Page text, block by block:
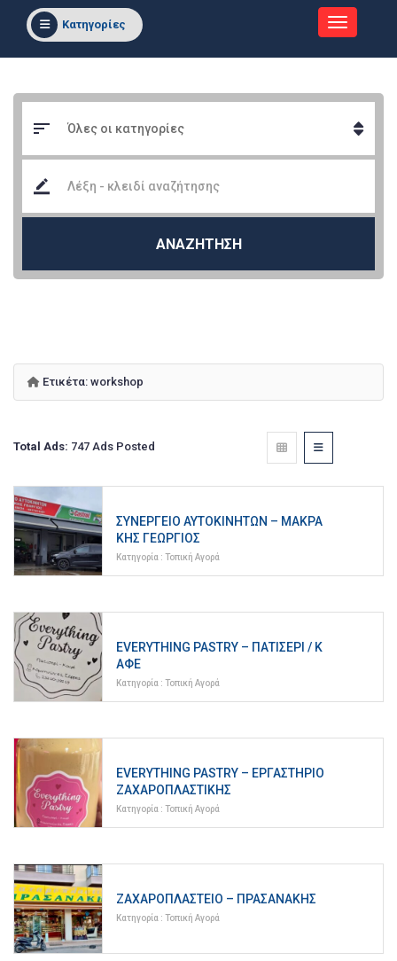
Κατηγορίες
ΑΝΑΖΗΤΗΣΗ
Ετικέτα: workshop
Total Ads: 747 Ads Posted
ΣΥΝΕΡΓΕΊΟ ΑΥΤΟΚΙΝΉΤΩΝ – ΜΑΚΡΆ
ΚΗΣ ΓΕΏΡΓΙΟΣ
Κατηγορία : Τοπική Αγορά
EVERYTHING PASTRY – ΠΑΤΙΣΕΡΊ / Κ
ΑΦΈ
Κατηγορία : Τοπική Αγορά
EVERYTHING PASTRY – ΕΡΓΑΣΤΉΡΙΟ
ΖΑΧΑΡΟΠΛΑΣΤΙΚΉΣ
Κατηγορία : Τοπική Αγορά
ΖΑΧΑΡΟΠΛΑΣΤΕΊΟ – ΠΡΑΣΑΝΆΚΗΣ
Κατηγορία : Τοπική Αγορά